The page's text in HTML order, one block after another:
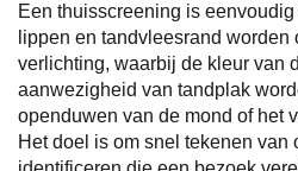
Een thuisscreening is
lippen en tandvleesrand
verlichting, waarbij de kleur van
aanwezigheid van tandplak
openduwen van de mond of het
Het doel is om snel tekenen van